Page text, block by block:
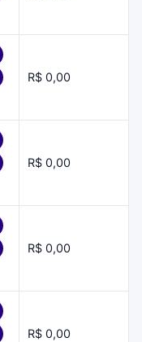
R$ 0,00
R$ 0,00
R$ 0,00
R$ 0,00